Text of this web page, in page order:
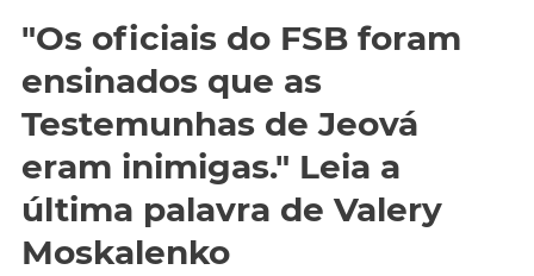
"Os oficiais do FSB foram
ensinados que as
Testemunhas de Jeová
eram inimigas." Leia a
última palavra de Valery
Moskalenko